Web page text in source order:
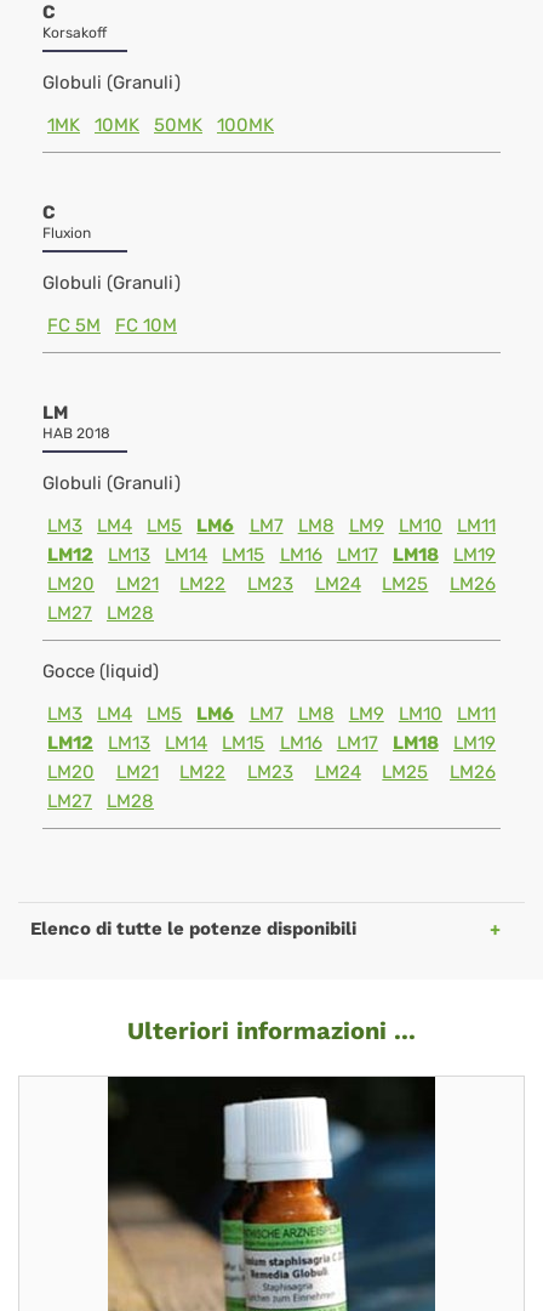
C
Korsakoff
Globuli (Granuli)
1MK
10MK 50MK 100MK
C
Fluxion
Globuli (Granuli)
FC 5M
FC 10M
LM
HAB 2018
Globuli (Granuli)
LM3
LM4 LM5 LM6 LM7 LM8 LM9 LM10
LM11
LM12
LM13 LM14 LM15 LM16 LM17 LM18
LM19
LM20
LM21 LM22 LM23 LM24 LM25
LM26
LM27
LM28
Gocce (liquid)
LM3
LM4 LM5 LM6 LM7 LM8 LM9 LM10
LM11
LM12
LM13 LM14 LM15 LM16 LM17 LM18
LM19
LM20
LM21 LM22 LM23 LM24 LM25
LM26
LM27
LM28
Elenco di tutte le potenze disponibili
Ulteriori informazioni ...